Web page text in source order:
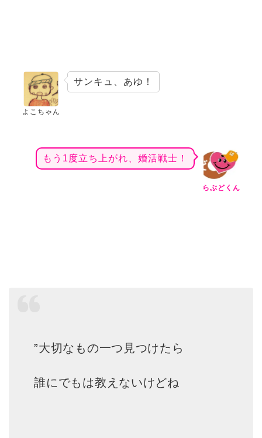
よこちゃん
サンキュ、あゆ！
らぶどくん
もう1度立ち上がれ、婚活戦士！
”大切なもの一つ見つけたら
誰にでもは教えないけどね